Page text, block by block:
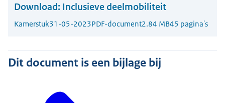
Download: Inclusieve deelmobiliteit
Kamerstuk31-05-2023PDF-document2.84 MB45 pagina's
Dit document is een bijlage bij